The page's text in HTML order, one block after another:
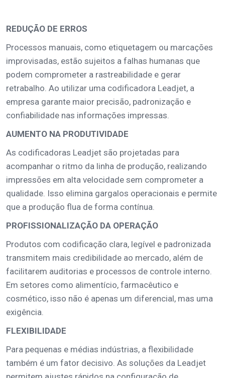
REDUÇÃO DE ERROS
Processos manuais, como etiquetagem ou marcações
improvisadas, estão sujeitos a falhas humanas que
podem comprometer a rastreabilidade e gerar
retrabalho. Ao utilizar uma codificadora Leadjet, a
empresa garante maior precisão, padronização e
confiabilidade nas informações impressas.
AUMENTO NA PRODUTIVIDADE
As codificadoras Leadjet são projetadas para
acompanhar o ritmo da linha de produção, realizando
impressões em alta velocidade sem comprometer a
qualidade. Isso elimina gargalos operacionais e permite
que a produção flua de forma contínua.
PROFISSIONALIZAÇÃO DA OPERAÇÃO
Produtos com codificação clara, legível e padronizada
transmitem mais credibilidade ao mercado, além de
facilitarem auditorias e processos de controle interno.
Em setores como alimentício, farmacêutico e
cosmético, isso não é apenas um diferencial, mas uma
exigência.
FLEXIBILIDADE
Para pequenas e médias indústrias, a flexibilidade
também é um fator decisivo. As soluções da Leadjet